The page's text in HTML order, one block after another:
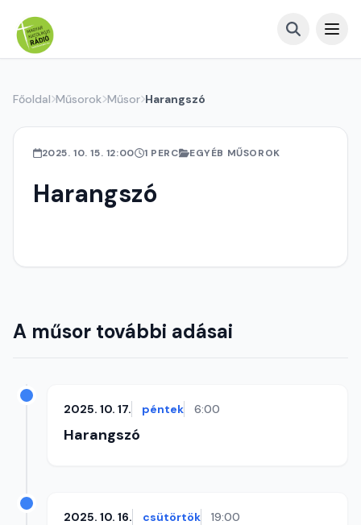
Főoldal Műsorok Műsor Harangszó
2025. 10. 15. 12:00 1 PERC EGYÉB MŰSOROK
Harangszó
A műsor további adásai
2025. 10. 17. péntek 6:00
Harangszó
2025. 10. 16. csütörtök 19:00